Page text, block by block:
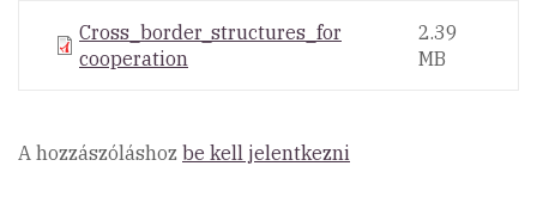
Cross_border_structures_for
cooperation
2.39
MB
A hozzászóláshoz be kell jelentkezni